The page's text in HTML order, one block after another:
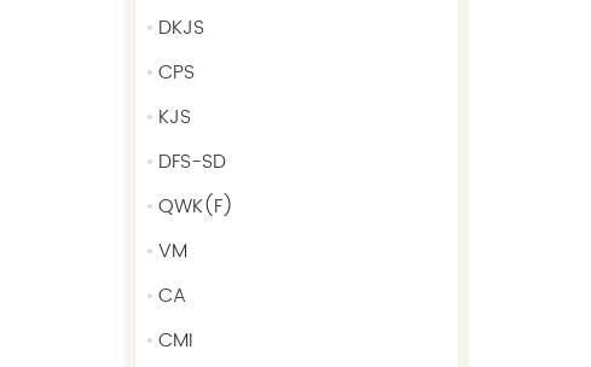
DKJS
CPS
KJS
DFS-SD
QWK(F)
VM
CA
CMI